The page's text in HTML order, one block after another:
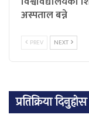
अस्पताल बन्ने
PREV NEXT
प्रतिक्रिया दिनुहोस